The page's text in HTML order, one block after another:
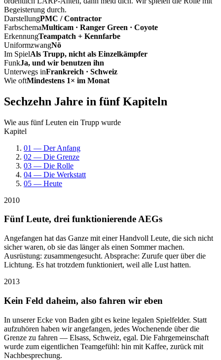
Begeisterung durch.
DarstellungPMC / Contractor
FarbschemaMulticam · Ranger Green · Coyote
ErkennungTeampatch + Kennfarbe
UniformzwangNö
Im SpielAls Trupp, nicht als Einzelkämpfer
FunkJa, und wir benutzen ihn
Unterwegs inFrankreich · Schweiz
Wie oftMindestens 1× im Monat
Sechzehn Jahre in fünf Kapiteln
Wie aus fünf Leuten ein Trupp wurde
Kapitel
01 — Der Anfang
02 — Die Grenze
03 — Die Rolle
04 — Die Werkstatt
05 — Heute
2010
Fünf Leute, drei funktionierende AEGs
Angefangen hat das Ganze mit einer Handvoll Leute, die sich nicht
sicher waren, ob sie das länger als einen Sommer machen.
Ausrüstung: zusammengesucht. Absprache: Zurufe quer über die
Lichtung. Es hat trotzdem funktioniert, weil alle Lust hatten.
2013
Kein Feld daheim, also fahren wir eben
In unserer Ecke von Baden gibt es keine legalen Spielfelder. Statt
aufzuhören haben wir angefangen, jedes Wochenende über die
Grenze zu fahren — Elsass, Schweiz, egal. Die Fahrgemeinschaft
wurde zum eigentlichen Teamgefühl: hin mit Kaffee, zurück mit
Nachbesprechung.